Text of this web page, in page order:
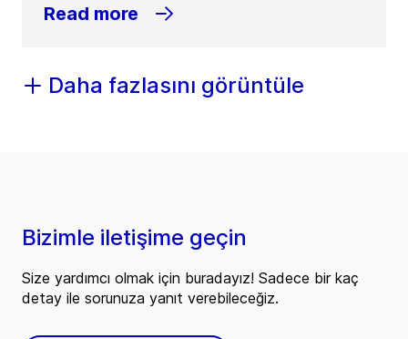
Read more
Daha fazlasını görüntüle
Bizimle iletişime geçin
Size yardımcı olmak için buradayız! Sadece bir kaç
detay ile sorunuza yanıt verebileceğiz.